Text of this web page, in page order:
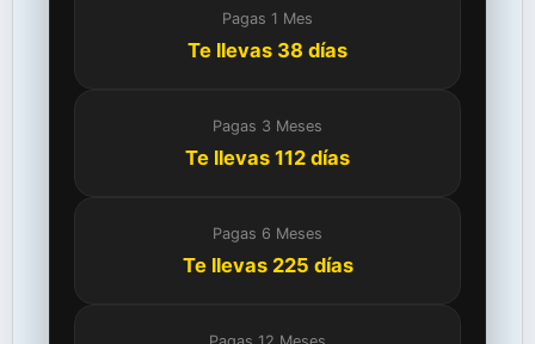
Pagas 1 Mes
Te llevas 38 días
Pagas 3 Meses
Te llevas 112 días
Pagas 6 Meses
Te llevas 225 días